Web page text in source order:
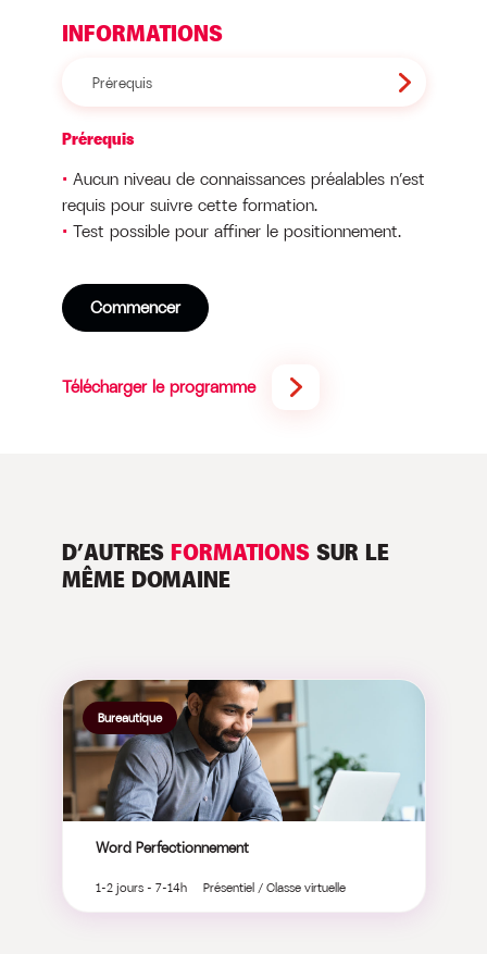
INFORMATIONS
Prérequis
Prérequis
Aucun niveau de connaissances préalables n’est
requis pour suivre cette formation.
Test possible pour affiner le positionnement.
Commencer
Télécharger le programme
D’AUTRES FORMATIONSSUR LE
MÊME DOMAINE
Bureautique
Word Perfectionnement
1-2 jours - 7-14h Présentiel / Classe virtuelle